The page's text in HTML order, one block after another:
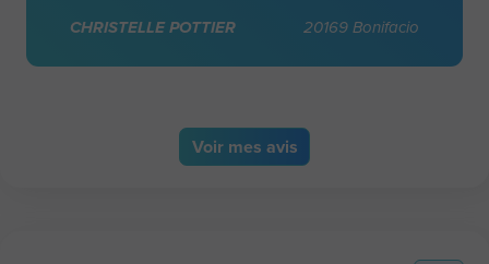
Voir mes avis
CHRISTELLE POTTIER 20169 Bonifacio